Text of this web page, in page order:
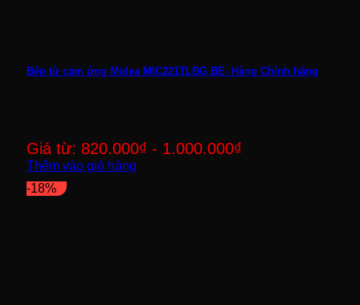
Bếp từ cảm ứng Midea MIC221TLBG BE- Hàng Chính hãng
Giá từ: 820.000₫ - 1.000.000₫
Thêm vào giỏ hàng
-18%